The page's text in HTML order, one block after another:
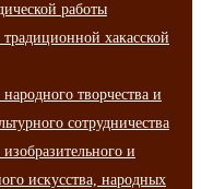
работы
хакасской
творчества и
сотрудничества
и
искусства, народных